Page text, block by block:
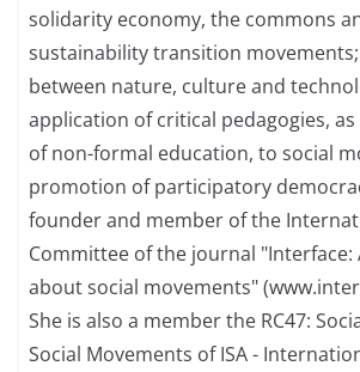
solidarity economy, the commons
sustainability transition
between nature, culture and
application of critical pedagogies,
of non-formal education, to social
promotion of participatory
founder and member of the
Committee of the journal "Interface:
about social movements"
She is also a member the RC47:
Social Movements of ISA -